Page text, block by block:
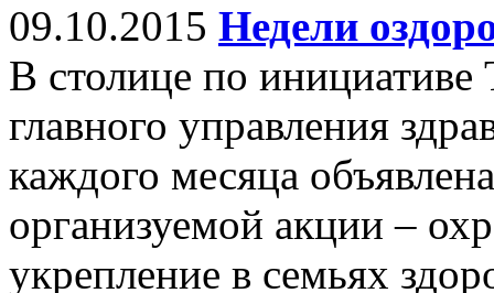
09.10.2015 Недели
В столице по инициативе
главного управления
каждого месяца
организуемой акции –
укрепление в семьях